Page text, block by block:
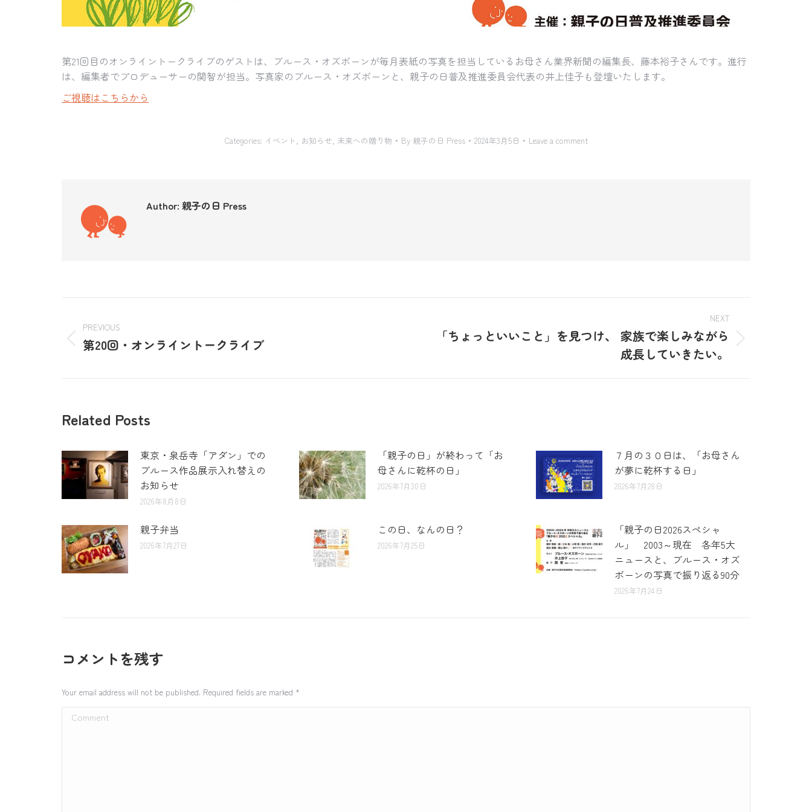
第21回目のオンライントークライブのゲストは、ブルース・オズボーンが毎月表紙の写真を担当しているお母さん業界新聞の編集長、藤本裕子さんです。進行
は、編集者でプロデューサーの関智が担当。写真家のブルース・オズボーンと、親子の日普及推進委員会代表の井上佳子も登壇いたします。
ご視聴はこちらから
Categories: イベント , お知らせ, 未来への贈り物 By 親子の日 Press 2024年3月5日 Leave a comment
Author: 親子の日 Press
PREVIOUS
第20回・オンライントークライブ
NEXT
「ちょっといいこと」を見つけ、 家族で楽しみながら
成長していきたい。
Related Posts
東京・泉岳寺「アダン」での
ブルース作品展示入れ替えの
お知らせ
2026年8月8日
「親子の日」が終わって「お
母さんに乾杯の日」
2026年7月30日
７月の３０日は、「お母さん
が夢に乾杯する日」
2026年7月28日
親子弁当
2026年7月27日
この日、なんの日？
2026年7月25日
「親子の日2026スペシャ
ル」 2003～現在 各年5大
ニュースと、ブルース・オズ
ボーンの写真で振り返る90分
2026年7月24日
コメントを残す
Your email address will not be published. Required fields are marked *
Comment